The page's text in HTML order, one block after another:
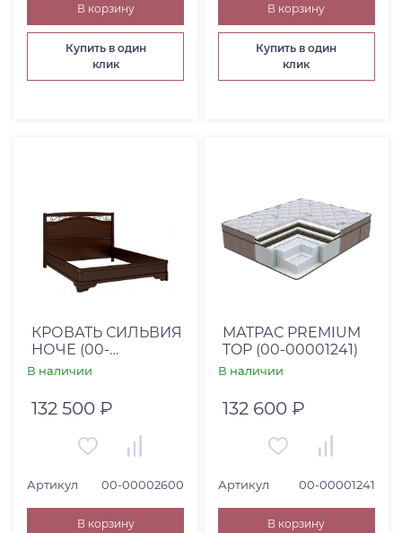
В корзину
Купить в один
клик
В корзину
Купить в один
клик
КРОВАТЬ СИЛЬВИЯ
НОЧЕ (00-
00002600)
В наличии
132 500 ₽
Артикул 00-00002600
В корзину
МАТРАС PREMIUM
TOP (00-00001241)
В наличии
132 600 ₽
Артикул 00-00001241
В корзину